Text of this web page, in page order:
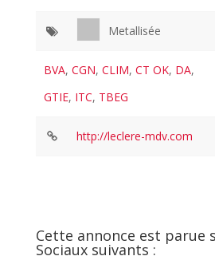
Metallisée
BVA,CGN,CLIM,CT OK, DA,
GTIE, ITC, TBEG
http://leclere-mdv.com
Cette annonce est parue
Sociaux suivants :